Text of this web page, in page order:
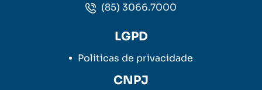
(85) 3066.7000
LGPD
Políticas de privacidade
CNPJ